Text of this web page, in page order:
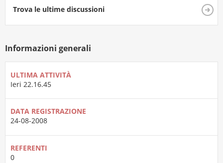
Trova le ultime discussioni
Informazioni generali
ULTIMA ATTIVITÀ
Ieri 22.16.45
DATA REGISTRAZIONE
24-08-2008
REFERENTI
0